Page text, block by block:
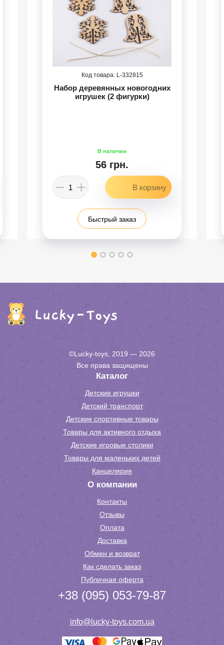
332815
Набор деревянных новогодних
игрушек (2 фигурки)
56 грн.
Быстрый заказ
©Lucky-toys, 2019 — 2026
Все права защищены
Каталог
Детские игрушки
Детский транспорт
Детские спортивные товары
Товары для активного отдыха
Детские игровые столики
Товары для маленьких детей
Канцелярия
О компании
Контакты
Отзывы
Оплата
Доставка
Обмен и возврат
Как сделать заказ
Публичная оферта
+38 (095) 053-79-87
info@lucky-toys.com.ua